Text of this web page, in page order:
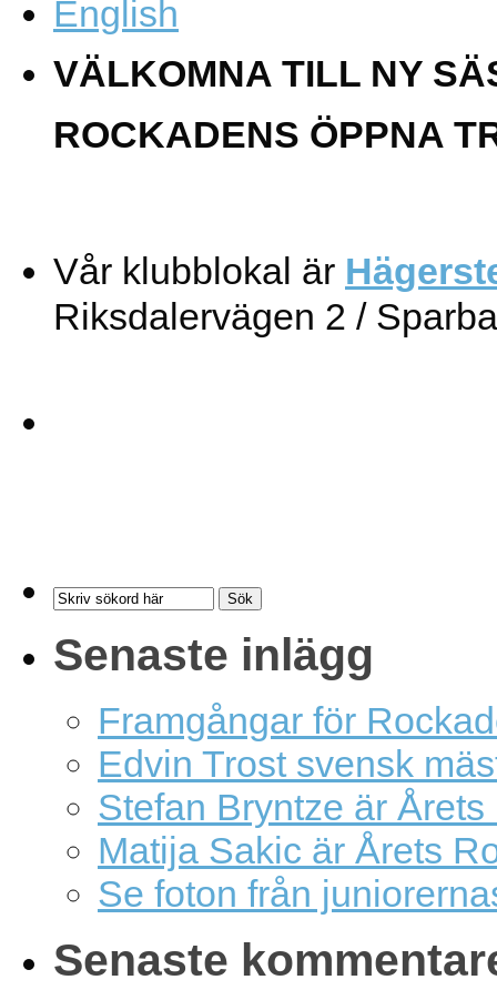
English
VÄLKOMNA TILL NY
ROCKADENS ÖPPNA
Vår klubblokal är
Riksdalervägen 2 /
Senaste inlägg
Framgångar för
Edvin Trost svensk
Stefan Bryntze är
Matija Sakic är Årets
Se foton från
Senaste